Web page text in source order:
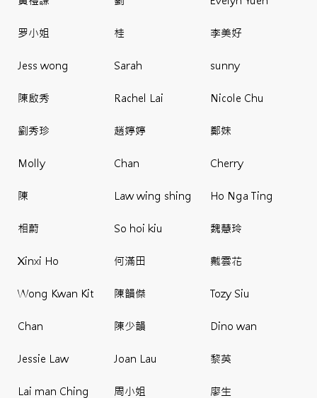
罗小姐 桂 李美好
Jess wong Sarah sunny
陳啟秀 Rachel Lai Nicole Chu
劉秀珍 趙婷婷 鄭妹
Molly Chan Cherry
陳 Law wing shing Ho Nga Ting
相蔚 So hoi kiu 魏慧玲
Xinxi Ho 何滿田 戴雲花
Wong Kwan Kit 陳韻傑 Tozy Siu
Chan 陳少韻 Dino wan
Jessie Law Joan Lau 黎英
Lai man Ching 周小姐 廖生